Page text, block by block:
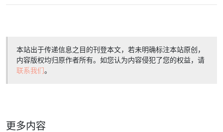
本站出于传递信息之目的刊登本文，若未明确标注本站原创，
内容版权均归原作者所有。如您认为内容侵犯了您的权益，请
联系我们。
更多内容